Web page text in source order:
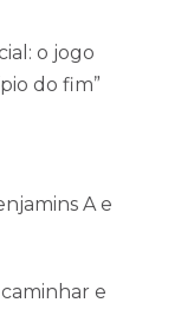
o jogo
do fim”
A e
e